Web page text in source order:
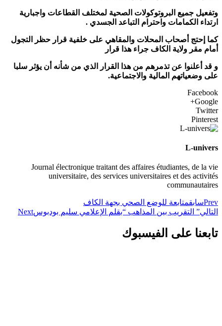
وتفعيل جميع البروتوكولات الصحية لمختلف القطاعات واجبارية
ارتداء الكمامات واحترام التباعد الجسدي .
كما إحتج أصحاب المحلات والمقاهي على خلفية قرار حظر التجول
أمام مقر ولاية الكاف جراء هذا قرار
و قد أعلنوا عن تذمرهم من هذا القرار الذي من شأنه أن يؤثر سلبا
على وضعياتهم المالية والاجتماعية.
Facebook
Google+
Twitter
Pinterest
L-univers
Journal électronique traitant des affaires étudiantes, de la vie
universitaire, des services universitaires et des activités
communautaires
Prevسابقمتابعة للوضع الصحي بجهة الكاف
التالي” التقريب بين المذاهب “بقلم الإعلامي سليم بودبوسNext
تابعنا على الفيسبوك